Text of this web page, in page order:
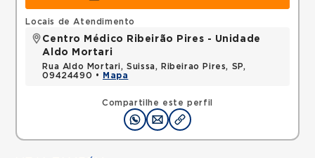
Compartilhe este perfil
Locais de Atendimento
Centro Médico Ribeirão Pires - Unidade
Aldo Mortari
Rua Aldo Mortari, Suissa, Ribeirao Pires, SP,
09424490 •
Mapa